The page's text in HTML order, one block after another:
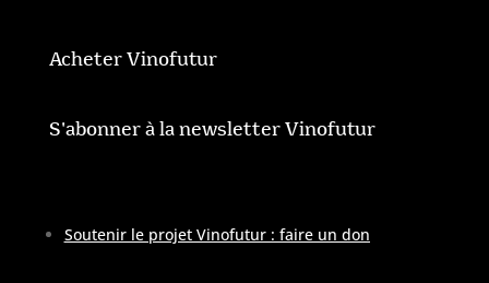
Acheter Vinofutur
S'abonner à la newsletter Vinofutur
Soutenir le projet Vinofutur : faire un don